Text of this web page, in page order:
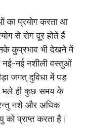
का प्रयोग करता आ
से रोग दूर होते हैं
कुप्रभाव भी देखने में
नई नशीली वस्तुओं
जगत् दुविधा में पड़
भले ही कुछ समय के
नशे और अधिक
को प्राप्त करता है।